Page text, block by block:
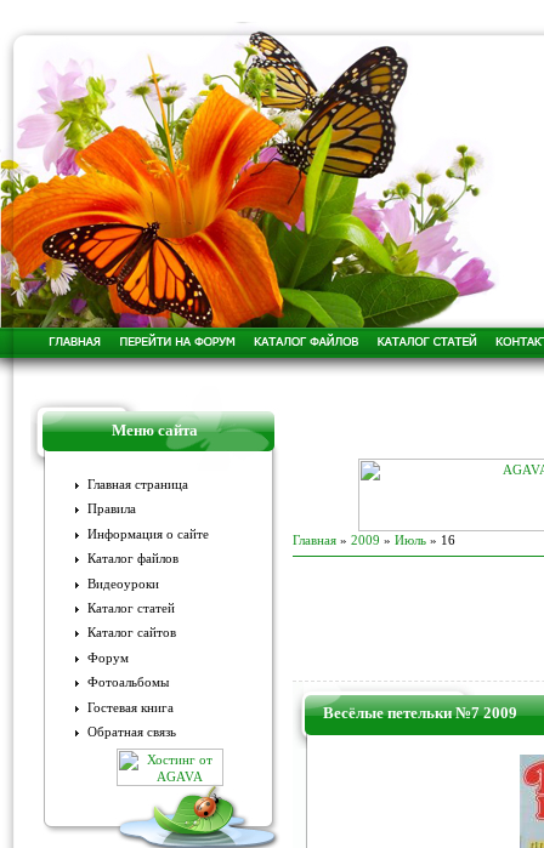
Меню сайта
Главная страница
Правила
Информация о сайте
Каталог файлов
Видеоуроки
Каталог статей
Каталог сайтов
Форум
Фотоальбомы
Гостевая книга
Обратная связь
Главная » 2009 » Июль » 16
Весёлые петельки №7 2009